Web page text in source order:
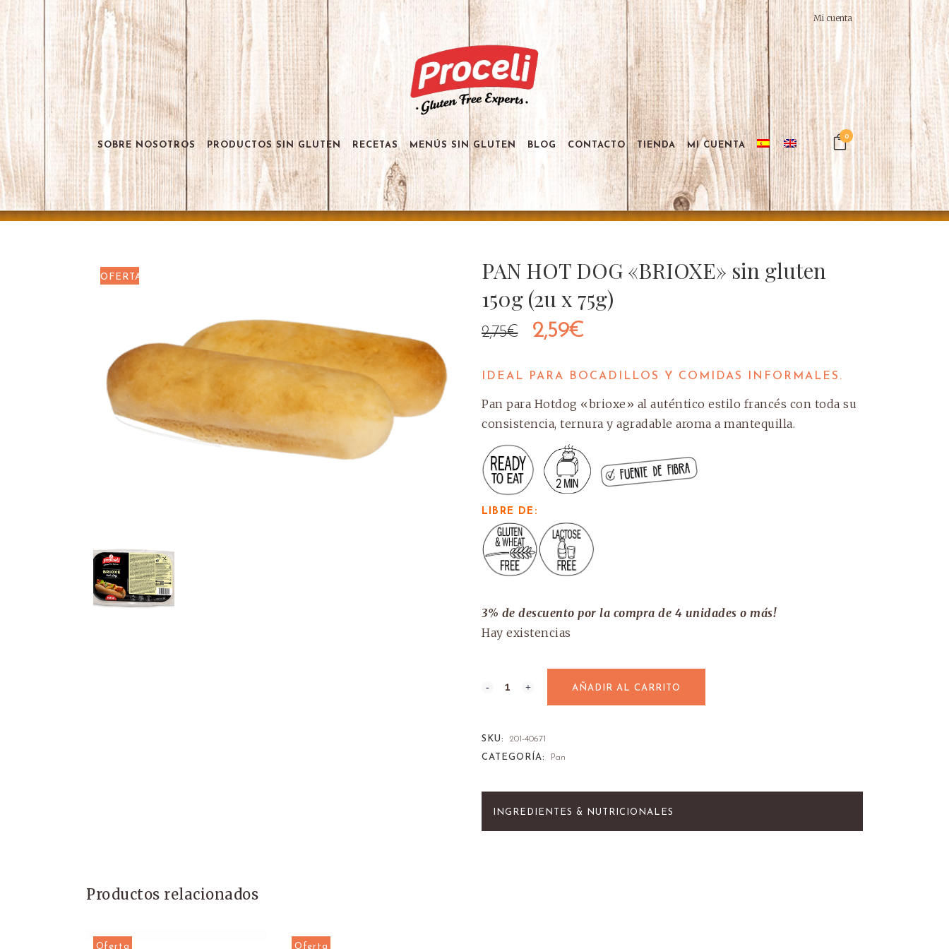
Mi cuenta
SOBRE NOSOTROS PRODUCTOS SIN GLUTEN RECETAS MENÚS SIN GLUTEN BLOG CONTACTO TIENDA MI CUENTA
0
OFERTA
PAN HOT DOG «BRIOXE» sin gluten
150g (2u x 75g)
2,75€
El
era:
2,75€.
2,59€El
es:
2,59€.
IDEAL PARA BOCADILLOS Y COMIDAS INFORMALES.
Pan para Hotdog «brioxe» al auténtico estilo francés con toda su
consistencia, ternura y agradable aroma a mantequilla.
LIBRE DE:
3% de descuento por la compra de 4 unidades o más!
Hay existencias
AÑADIR AL CARRITO
SKU:
201-40671
CATEGORÍA:
Pan
INGREDIENTES & NUTRICIONALES
Productos relacionados
Oferta Oferta